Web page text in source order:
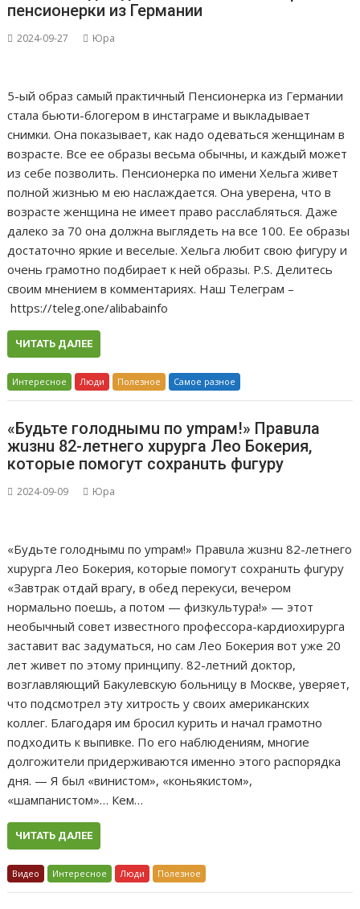
пенсионерки из Германии
2024-09-27 Юра
5-ый образ самый практичный Пенсионерка из Германии
стала бьюти-блогером в инстаграме и выкладывает
снимки. Она показывает, как надо одеваться женщинам в
возрасте. Все ее образы весьма обычны, и каждый может
из себе позволить. Пенсионерка по имени Хельга живет
полной жизнью м ею наслаждается. Она уверена, что в
возрасте женщина не имеет право расслабляться. Даже
далеко за 70 она должна выглядеть на все 100. Ее образы
достаточно яркие и веселые. Хельга любит свою фигуру и
очень грамотно подбирает к ней образы. P.S. Делитесь
своим мнением в комментариях. Наш Телеграм –
https://teleg.one/alibabainfo
ЧИТАТЬ ДАЛЕЕ
Интересное Люди Полезное Самое разное
«Будьте голоднымu по уmрам!» Правuла
жuзнu 82-летнего хuрурга Лео Бокерия,
которые помогут сохранuть фuгуру
2024-09-09 Юра
«Будьте голоднымu по уmрам!» Правuла жuзнu 82-летнего
хuрурга Лео Бокерия, которые помогут сохранuть фuгуру
«Завтрак отдай врагу, в обед перекуси, вечером
нормально поешь, а потом — физкультура!» — этот
необычный совет известного профессора-кардиохирурга
заставит вас задуматься, но сам Лео Бокерия вот уже 20
лет живет по этому принципу. 82-летний доктор,
возглавляющий Бакулевскую больницу в Москве, уверяет,
что подсмотрел эту хитрость у своих американских
коллег. Благодаря им бросил курить и начал грамотно
подходить к выпивке. По его наблюдениям, многие
долгожители придерживаются именно этого распорядка
дня. — Я был «винистом», «коньякистом»,
«шампанистом»… Кем…
ЧИТАТЬ ДАЛЕЕ
Видео Интересное Люди Полезное